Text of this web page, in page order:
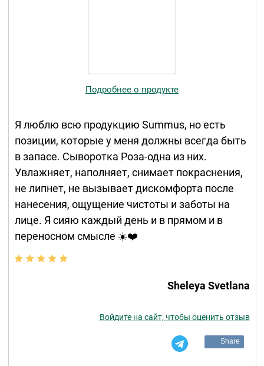
Подробнее о продукте
Я люблю всю продукцию Summus, но есть
позиции, которые у меня должны всегда быть
в запасе. Сыворотка Роза-одна из них.
Увлажняет, наполняет, снимает покраснения,
не липнет, не вызывает дискомфорта после
нанесения, ощущение чистоты и заботы на
лице. Я сияю каждый день и в прямом и в
переносном смысле ☀️❤️
Sheleya Svetlana
Войдите на сайт, чтобы оценить отзыв
Share